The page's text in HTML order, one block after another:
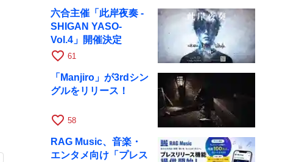
六合主催「此岸夜奏 -
SHIGAN YASO-
Vol.4」開催決定
favorite_border 61
「Manjiro」が3rdシン
グルをリリース！
favorite_border 58
RAG Music、音楽・
エンタメ向け「プレス